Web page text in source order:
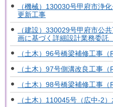
（機械）130030号甲府市浄
更新工事
（建設）330029号甲府市公
画に基づく詳細設計業務委託
（土木）96号橋梁補修工事（
（土木）97号側溝改良工事（
（土木）98号橋梁補修工事（
（土木）110045号（広中-2